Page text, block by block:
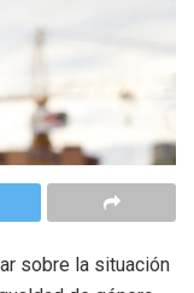
sobre la situación